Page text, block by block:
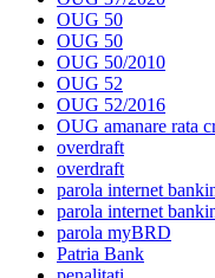
OUG 50
OUG 50
OUG 50/2010
OUG 52
OUG 52/2016
OUG amanare rata
overdraft
overdraft
parola internet
parola internet
parola myBRD
Patria Bank